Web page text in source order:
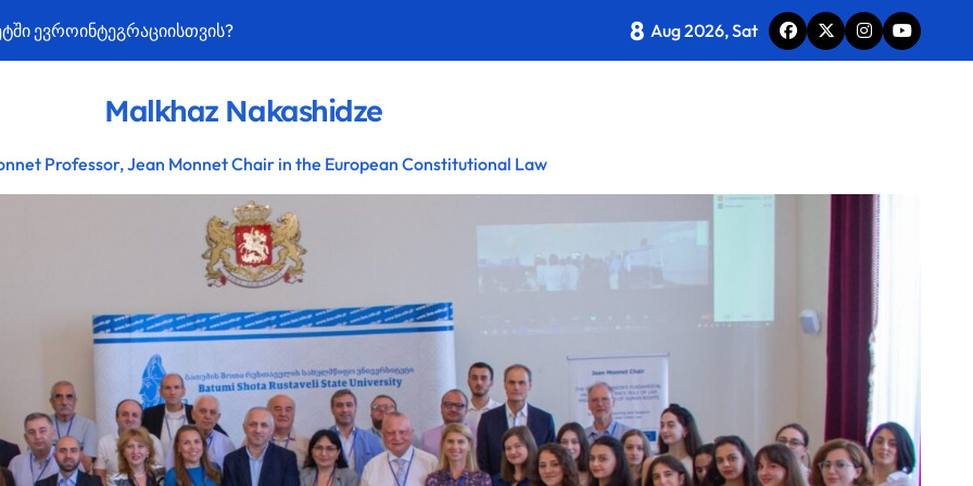
ევროინტეგრაციისთვის?
8 Aug 2026, Sat
Malkhaz Nakashidze
Professor, Jean Monnet Chair in the European Constitutional Law